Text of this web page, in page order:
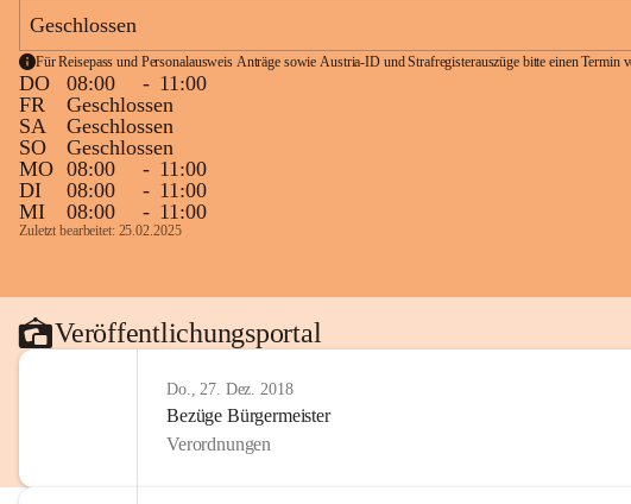
Geschlossen
Für Reisepass und Personalausweis Anträge sowie Austria-ID und Strafregisterauszüge bitte einen Termin
DO 08:00 - 11:00
FR
Geschlossen
SA
Geschlossen
SO
Geschlossen
MO 08:00 - 11:00
DI
08:00 - 11:00
MI
08:00 - 11:00
Zuletzt bearbeitet: 25.02.2025
Veröffentlichungsportal
Do., 27. Dez. 2018
Bezüge Bürgermeister
Verordnungen